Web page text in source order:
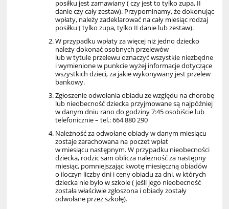
posiłku jest zamawiany ( czy jest to tylko zupa, II
danie czy cały zestaw). Przypominamy, że dokonując
wpłaty, należy zadeklarować na cały miesiąc rodzaj
posiłku ( tylko zupa, tylko II danie lub zestaw).
W przypadku wpłaty za więcej niż jedno dziecko
należy dokonać osobnych przelewów
lub w tytule przelewu oznaczyć wszystkie niezbędne
i wymienione w punkcie wyżej informacje dotyczące
wszystkich dzieci, za jakie wykonywany jest przelew
bankowy.
Zgłoszenie odwołania obiadu ze względu na chorobę
lub nieobecność dziecka przyjmowane są najpóźniej
w danym dniu rano do godziny 7:45 osobiście lub
telefonicznie – tel.: 664 880 290
Należność za odwołane obiady w danym miesiącu
zostaje zarachowana na poczet wpłat
w miesiącu następnym. W przypadku nieobecności
dziecka, rodzic sam oblicza należność za następny
miesiąc, pomniejszając kwotę miesięczną obiadów
o iloczyn liczby dni i ceny obiadu za dni, w których
dziecka nie było w szkole ( jeśli jego nieobecność
została właściwie zgłoszona i obiady zostały
odwołane przez szkołę).